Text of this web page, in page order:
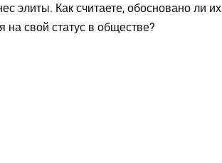
элиты. Как считаете, обосновано ли их
на свой статус в обществе?